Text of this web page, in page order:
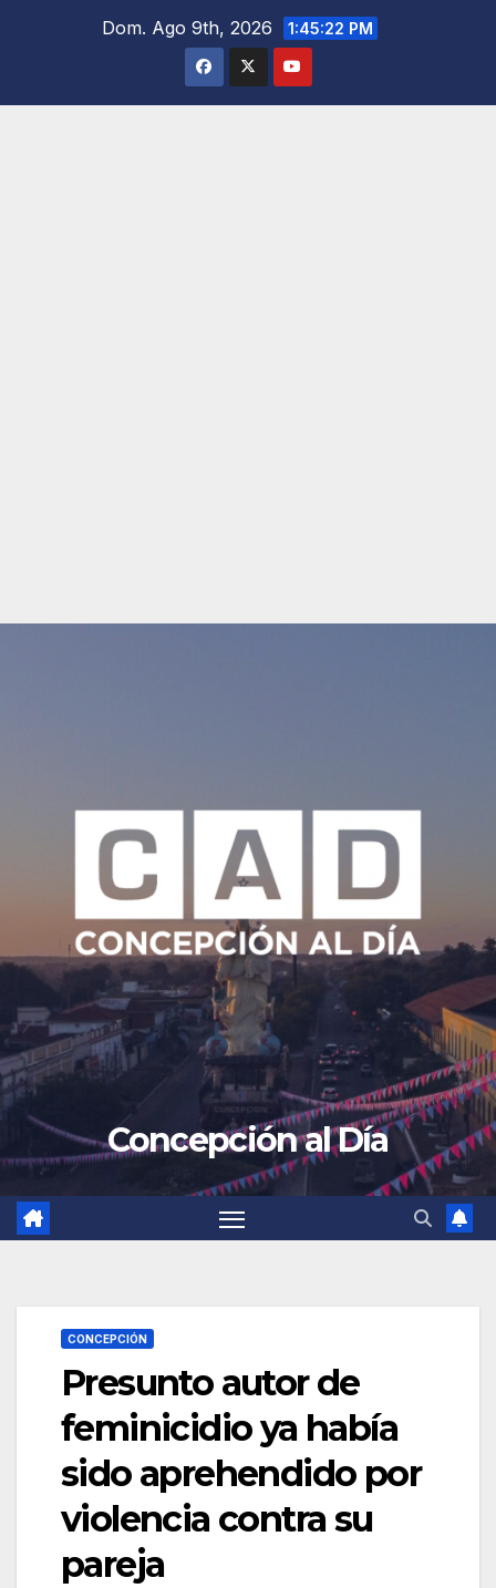
Dom. Ago 9th, 2026 1:45:24 PM
Concepción al Día
CONCEPCIÓN
Presunto autor de
feminicidio ya había
sido aprehendido por
violencia contra su
pareja